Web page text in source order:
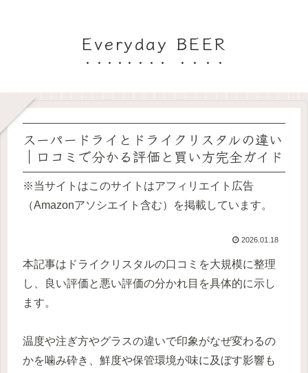
Everyday BEER
スーパードライとドライクリスタルの違い
｜口コミで分かる評価と買い方完全ガイド
※当サイトはこのサイトはアフィリエイト広告
（Amazonアソシエイト含む）を掲載しています。
2026.01.18
本記事はドライクリスタルの口コミを大規模に整理
し、良い評価と悪い評価の分かれ目を具体的に示し
ます。
温度や注ぎ方やグラスの違いで印象がなぜ変わるの
かを噛み砕き、鮮度や保管環境が味に及ぼす影響も